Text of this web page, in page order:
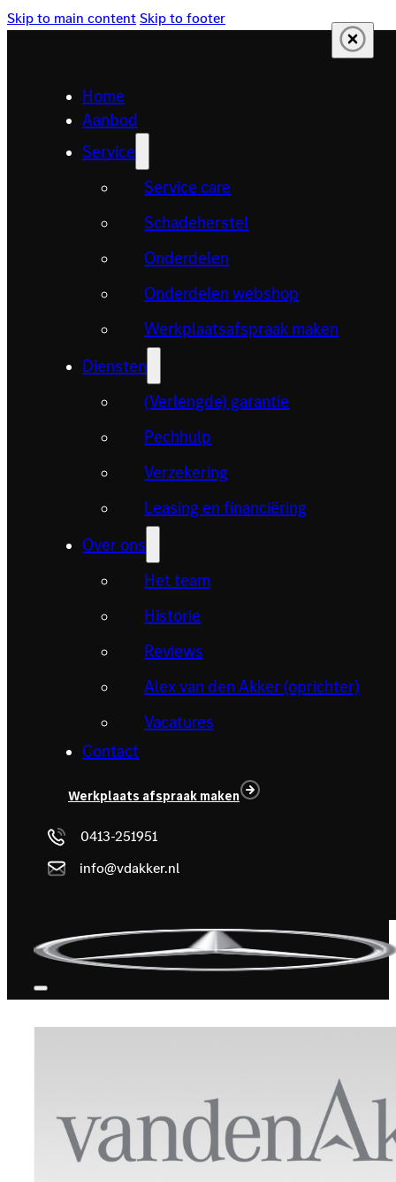
Skip to main contentSkip to footer
Home
Aanbod
Service
Service care
Schadeherstel
Onderdelen
Onderdelen webshop
Werkplaatsafspraak maken
Diensten
(Verlengde) garantie
Pechhulp
Verzekering
Leasing en financiëring
Over ons
Het team
Historie
Reviews
Alex van den Akker (oprichter)
Vacatures
Contact
Werkplaats afspraak maken
0413-251951
info@vdakker.nl